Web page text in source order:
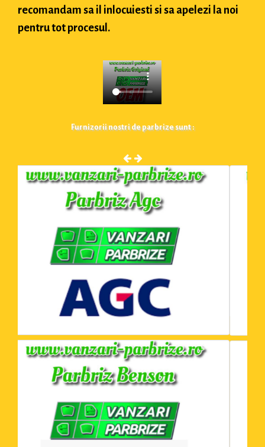
recomandam sa il inlocuiesti si sa apelezi la noi
pentru tot procesul.
Furnizorii nostri de parbrize sunt :